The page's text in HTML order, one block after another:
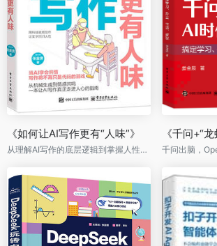
《如何让AI写作更有“人味”》
从理解AI写作的底层逻辑到掌握人性化写作的精髓，本书带你一步步进阶